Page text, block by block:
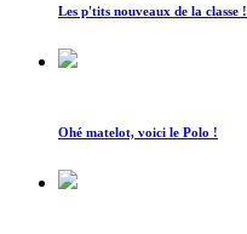
Les p'tits nouveaux de la classe !
Ohé matelot, voici le Polo !